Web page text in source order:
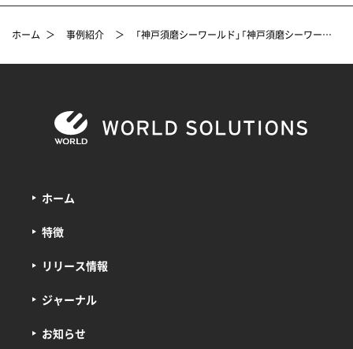
ホーム ＞ 事例紹介 ＞ 「神戸須磨シーワールド」「神戸須磨シーワールドホテル」のユニフォーム企画製造事例
ホーム
特徴
リリース情報
ジャーナル
お知らせ